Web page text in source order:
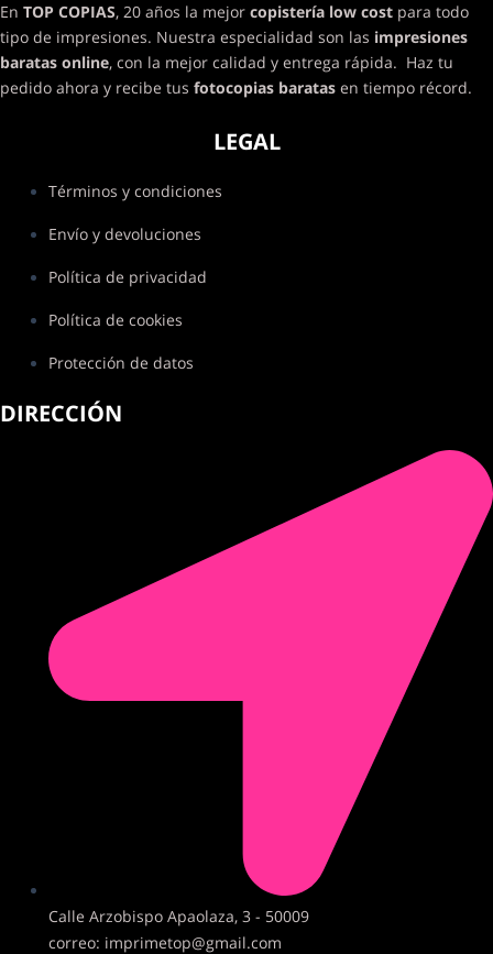
En TOP COPIAS, 20 años la mejor copistería low cost para todo
tipo de impresiones. Nuestra especialidad son las impresiones
baratas online, con la mejor calidad y entrega rápida. Haz tu
pedido ahora y recibe tus fotocopias baratas en tiempo récord.
LEGAL
Términos y condiciones
Envío y devoluciones
Política de privacidad
Política de cookies
Protección de datos
DIRECCIÓN
Calle Arzobispo Apaolaza, 3 - 50009
correo: imprimetop@gmail.com